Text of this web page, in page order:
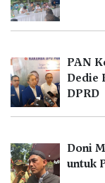
PAN
Dedie
DPRD
Doni
untuk